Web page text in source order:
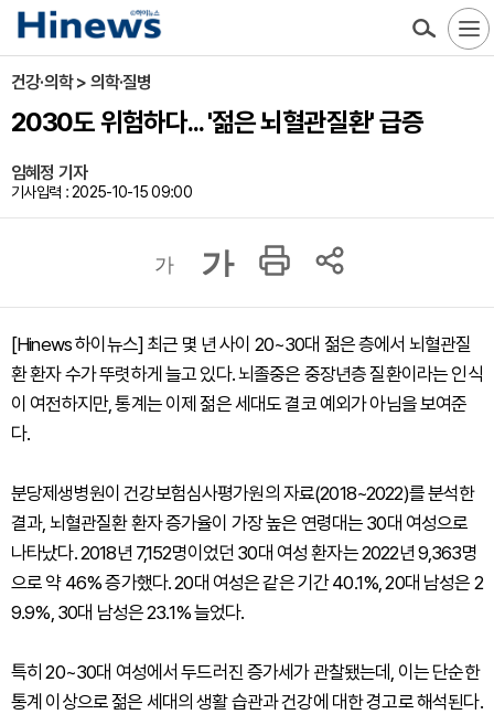
건강·의학 > 의학·질병
2030도 위험하다... '젊은 뇌혈관질환' 급증
임혜정 기자
기사입력 : 2025-10-15 09:00
가 가
[Hinews 하이뉴스] 최근 몇 년 사이 20~30대 젊은 층에서 뇌혈관질
환 환자 수가 뚜렷하게 늘고 있다. 뇌졸중은 중장년층 질환이라는 인식
이 여전하지만, 통계는 이제 젊은 세대도 결코 예외가 아님을 보여준
다.
분당제생병원이 건강보험심사평가원의 자료(2018~2022)를 분석한
결과, 뇌혈관질환 환자 증가율이 가장 높은 연령대는 30대 여성으로
나타났다. 2018년 7,152명이었던 30대 여성 환자는 2022년 9,363명
으로 약 46% 증가했다. 20대 여성은 같은 기간 40.1%, 20대 남성은 2
9.9%, 30대 남성은 23.1% 늘었다.
특히 20~30대 여성에서 두드러진 증가세가 관찰됐는데, 이는 단순한
통계 이상으로 젊은 세대의 생활 습관과 건강에 대한 경고로 해석된다.